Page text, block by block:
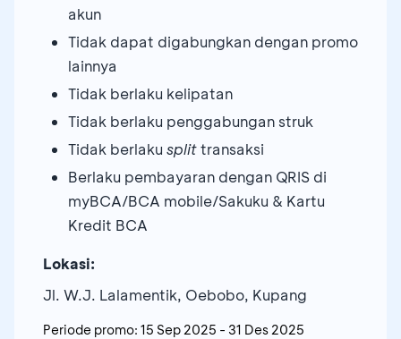
akun
Tidak dapat digabungkan dengan promo
lainnya
Tidak berlaku kelipatan
Tidak berlaku penggabungan struk
Tidak berlaku splittransaksi
Berlaku pembayaran dengan QRIS di
myBCA/BCA mobile/Sakuku & Kartu
Kredit BCA
Lokasi:
Jl. W.J. Lalamentik, Oebobo, Kupang
Periode promo: 15 Sep 2025 - 31 Des 2025